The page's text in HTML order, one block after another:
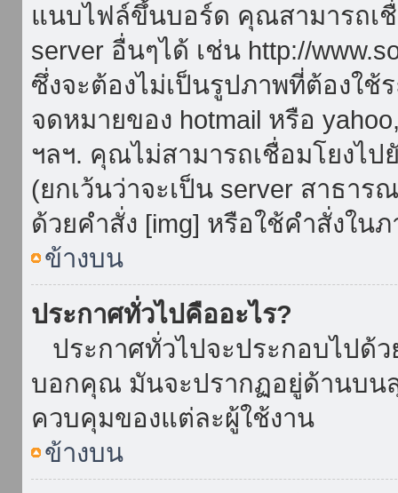
แนบไฟล์ขึ้นบอร์ด คุณสามารถเชื่
server อื่นๆได้ เช่น http://
ซึ่งจะต้องไม่เป็นรูปภาพที่ต้องใ
จดหมายของ hotmail หรือ
ฯลฯ. คุณไม่สามารถเชื่อมโยงไ
(ยกเว้นว่าจะเป็น server สาธาร
ด้วยคำสั่ง [img] หรือใช้คำสั่งใ
ข้างบน
ประกาศทั่วไปคืออะไร?
ประกาศทั่วไปจะประกอบไปด้
บอกคุณ มันจะปรากฏอยู่ด้านบน
ควบคุมของแต่ละผู้ใช้งาน
ข้างบน